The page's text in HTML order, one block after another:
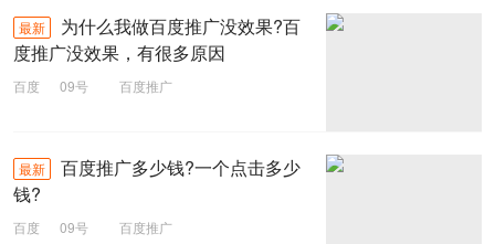
最新
为什么我做百度推广没效果?百
度推广没效果，有很多原因
百度 09号 百度推广
最新
百度推广多少钱?一个点击多少
钱?
百度 09号 百度推广